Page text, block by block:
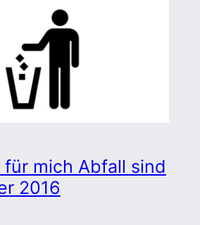
für mich Abfall sind
2016